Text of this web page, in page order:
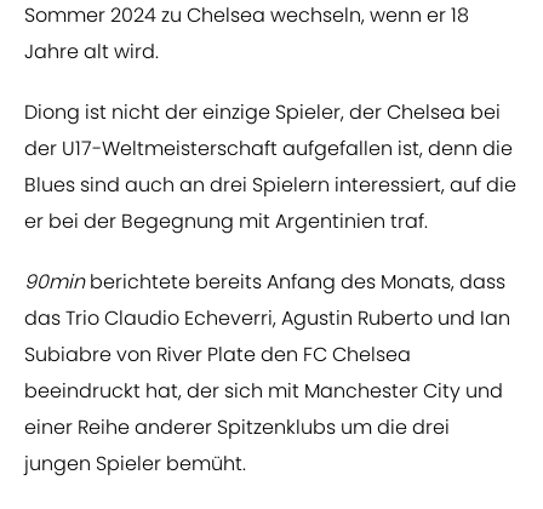
Sommer 2024 zu Chelsea wechseln, wenn er 18
Jahre alt wird.
Diong ist nicht der einzige Spieler, der Chelsea bei
der U17-Weltmeisterschaft aufgefallen ist, denn die
Blues sind auch an drei Spielern interessiert, auf die
er bei der Begegnung mit Argentinien traf.
90minberichtete bereits Anfang des Monats, dass
das Trio Claudio Echeverri, Agustin Ruberto und Ian
Subiabre von River Plate den FC Chelsea
beeindruckt hat, der sich mit Manchester City und
einer Reihe anderer Spitzenklubs um die drei
jungen Spieler bemüht.